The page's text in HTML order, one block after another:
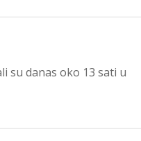
su danas oko 13 sati u